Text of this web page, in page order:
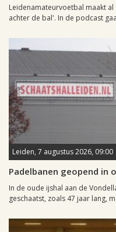
Leidenamateurvoetbal maakt
achter de bal'. In de podcast
Leiden, 7 augustus 2026, 09:00
Padelbanen geopend in
In de oude ijshal aan de
geschaatst, zoals 47 jaar lang,